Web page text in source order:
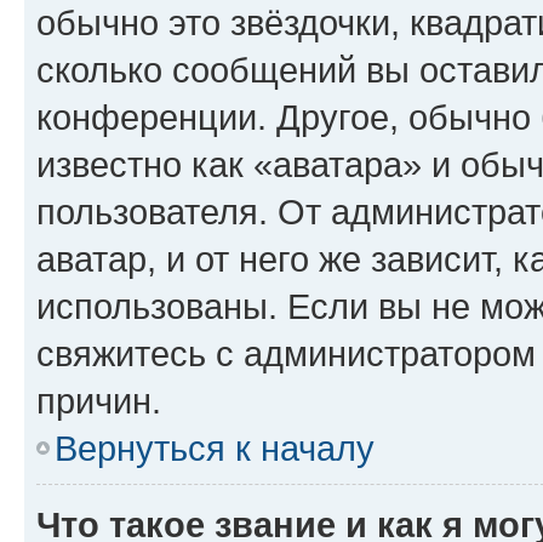
обычно это звёздочки,
сколько сообщений вы
конференции. Другое,
известно как «аватара» и
пользователя. От
аватар, и от него же зависит,
использованы. Если вы не
свяжитесь с
причин.
Вернуться к началу
Что такое звание и как я